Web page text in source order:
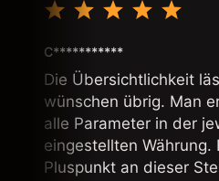
C***********
Die Übersichtlichkeit
wünschen übrig. Man
alle Parameter in der
eingestellten Währung.
Pluspunkt an dieser